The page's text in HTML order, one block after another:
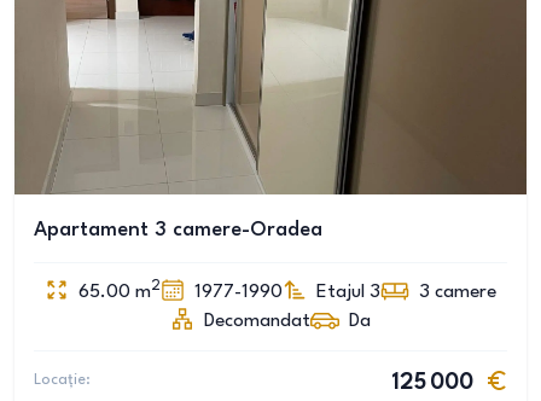
Apartament 3 camere-Oradea
65.00 m2 1977-1990 Etajul 3 3 camere
Decomandat
Da
Locație:
125 000